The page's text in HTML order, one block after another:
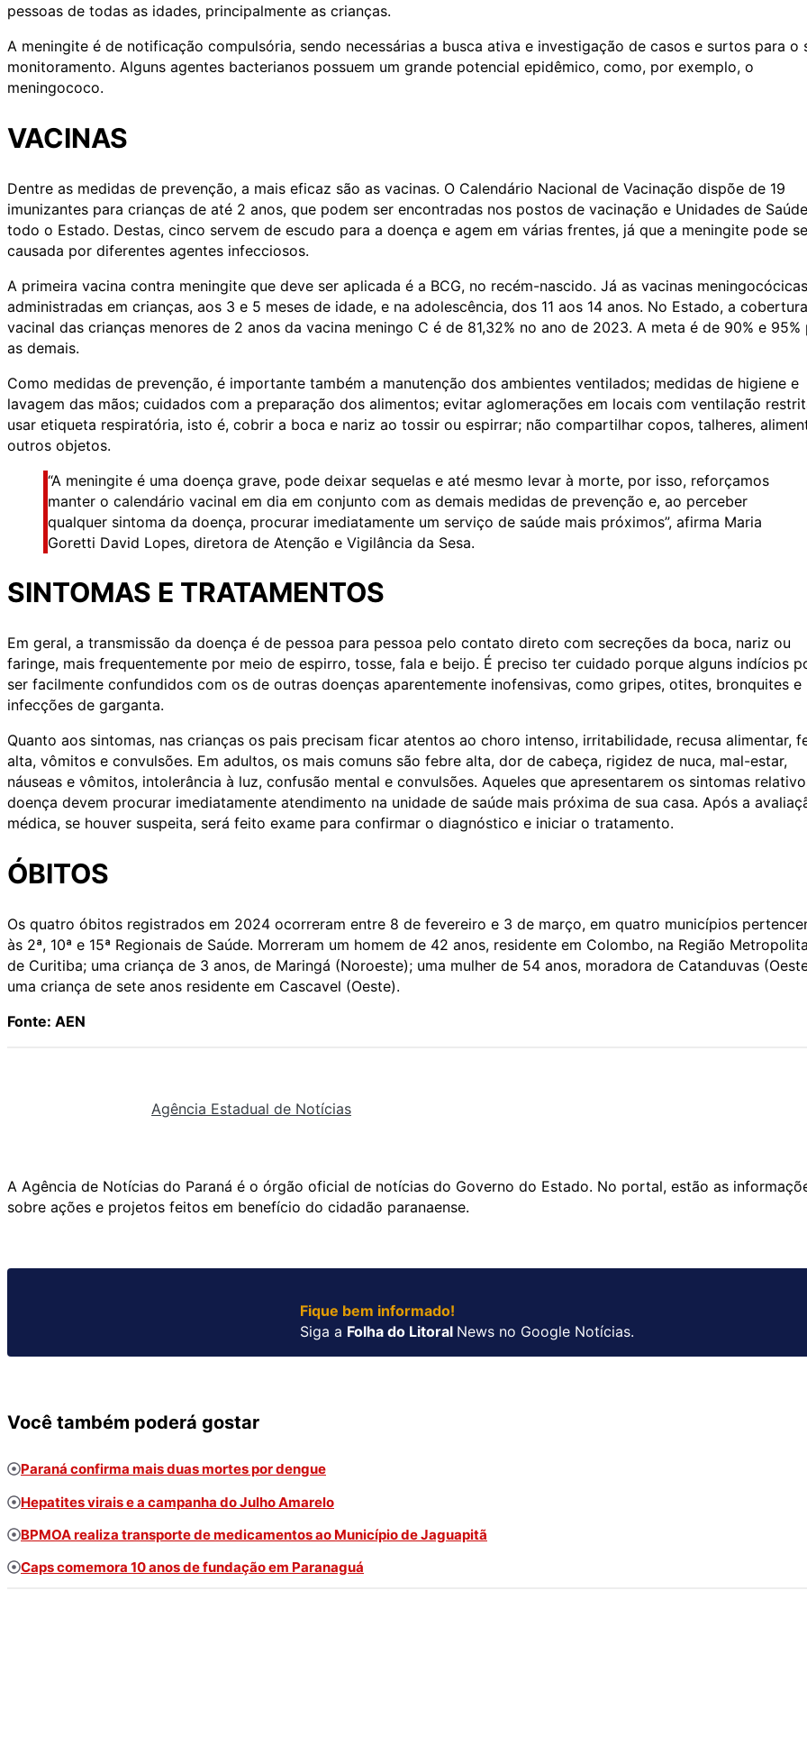
pessoas de todas as idades, principalmente as crianças.
A meningite é de notificação compulsória, sendo necessárias a busca ativa e investigação de casos e surtos para o
monitoramento. Alguns agentes bacterianos possuem um grande potencial epidêmico, como, por exemplo, o
meningococo.
VACINAS
Dentre as medidas de prevenção, a mais eficaz são as vacinas. O Calendário Nacional de Vacinação dispõe de 19
imunizantes para crianças de até 2 anos, que podem ser encontradas nos postos de vacinação e Unidades de
todo o Estado. Destas, cinco servem de escudo para a doença e agem em várias frentes, já que a meningite pode
causada por diferentes agentes infecciosos.
A primeira vacina contra meningite que deve ser aplicada é a BCG, no recém-nascido. Já as vacinas
administradas em crianças, aos 3 e 5 meses de idade, e na adolescência, dos 11 aos 14 anos. No Estado, a cobertura
vacinal das crianças menores de 2 anos da vacina meningo C é de 81,32% no ano de 2023. A meta é de 90% e 95%
as demais.
Como medidas de prevenção, é importante também a manutenção dos ambientes ventilados; medidas de higiene e
lavagem das mãos; cuidados com a preparação dos alimentos; evitar aglomerações em locais com ventilação
usar etiqueta respiratória, isto é, cobrir a boca e nariz ao tossir ou espirrar; não compartilhar copos, talheres,
outros objetos.
“A meningite é uma doença grave, pode deixar sequelas e até mesmo levar à morte, por isso, reforçamos
manter o calendário vacinal em dia em conjunto com as demais medidas de prevenção e, ao perceber
qualquer sintoma da doença, procurar imediatamente um serviço de saúde mais próximos”, afirma Maria
Goretti David Lopes, diretora de Atenção e Vigilância da Sesa.
SINTOMAS E TRATAMENTOS
Em geral, a transmissão da doença é de pessoa para pessoa pelo contato direto com secreções da boca, nariz ou
faringe, mais frequentemente por meio de espirro, tosse, fala e beijo. É preciso ter cuidado porque alguns indícios
ser facilmente confundidos com os de outras doenças aparentemente inofensivas, como gripes, otites, bronquites e
infecções de garganta.
Quanto aos sintomas, nas crianças os pais precisam ficar atentos ao choro intenso, irritabilidade, recusa alimentar,
alta, vômitos e convulsões. Em adultos, os mais comuns são febre alta, dor de cabeça, rigidez de nuca, mal-estar,
náuseas e vômitos, intolerância à luz, confusão mental e convulsões. Aqueles que apresentarem os sintomas
doença devem procurar imediatamente atendimento na unidade de saúde mais próxima de sua casa. Após a
médica, se houver suspeita, será feito exame para confirmar o diagnóstico e iniciar o tratamento.
ÓBITOS
Os quatro óbitos registrados em 2024 ocorreram entre 8 de fevereiro e 3 de março, em quatro municípios
às 2ª, 10ª e 15ª Regionais de Saúde. Morreram um homem de 42 anos, residente em Colombo, na Região
de Curitiba; uma criança de 3 anos, de Maringá (Noroeste); uma mulher de 54 anos, moradora de Catanduvas
uma criança de sete anos residente em Cascavel (Oeste).
Fonte: AEN
Agência Estadual de Notícias
A Agência de Notícias do Paraná é o órgão oficial de notícias do Governo do Estado. No portal, estão as
sobre ações e projetos feitos em benefício do cidadão paranaense.
Fique bem informado!
Siga a Folha do Litoral News no Google Notícias.
Você também poderá gostar
Paraná confirma mais duas mortes por dengue
Hepatites virais e a campanha do Julho Amarelo
BPMOA realiza transporte de medicamentos ao Município de Jaguapitã
Caps comemora 10 anos de fundação em Paranaguá